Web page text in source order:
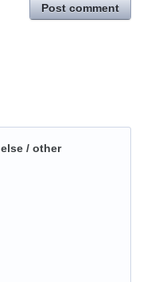
Post comment
/ other